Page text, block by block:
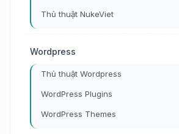
Thủ thuật NukeViet
Wordpress
Thủ thuật Wordpress
WordPress Plugins
WordPress Themes